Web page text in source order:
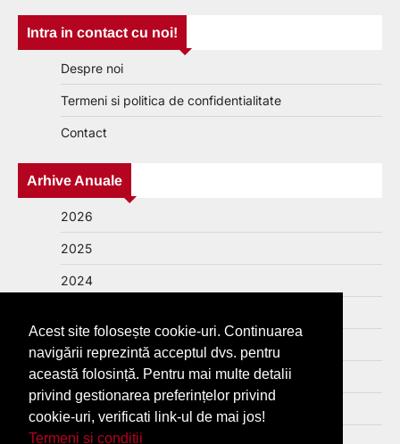
Acest site folosește cookie-uri. Continuarea
navigării reprezintă acceptul dvs. pentru
această folosință. Pentru mai multe detalii
privind gestionarea preferințelor privind
cookie-uri, verificati link-ul de mai jos!
Termeni si conditii
Intra in contact cu noi!
Despre noi
Termeni si politica de confidentialitate
Contact
Arhive Anuale
2026
2025
2024
2022
2021
2020